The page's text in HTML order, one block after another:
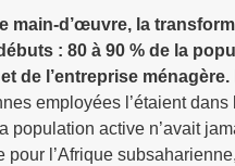
main-d’œuvre, la
: 80 à 90 % de la
de l’entreprise ménagère.
employées l’étaient
population active n’avait
pour l’Afrique